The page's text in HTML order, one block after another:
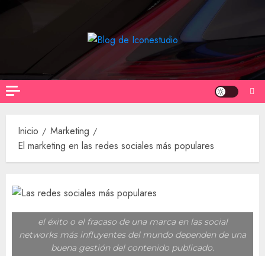
Inicio
Marketing
El marketing en las redes sociales más populares
el éxito o el fracaso de una marca en las social
networks más influyentes del mundo dependen de una
buena gestión del contenido publicado.